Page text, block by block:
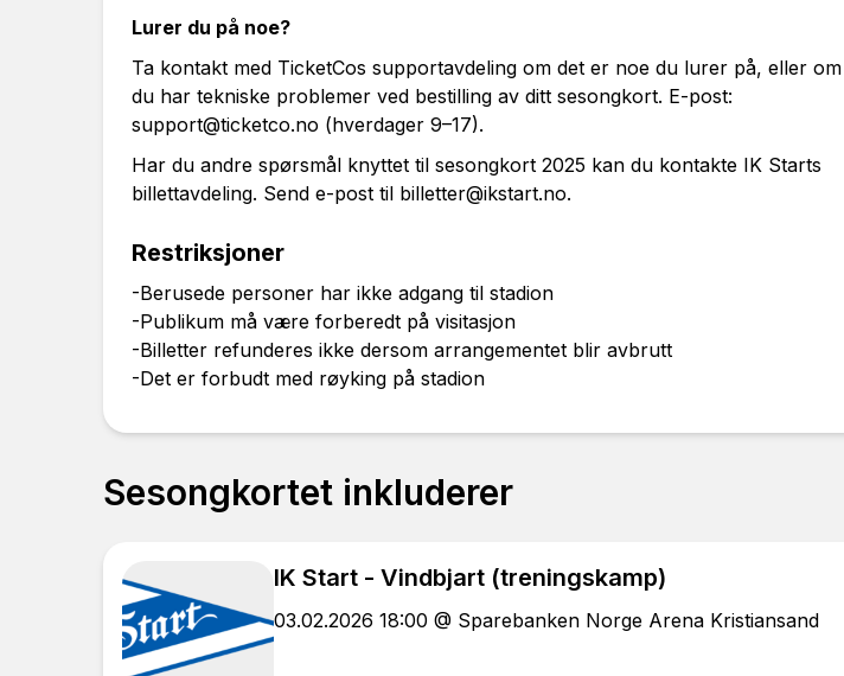
Lurer du på noe?
Ta kontakt med TicketCos supportavdeling om det er noe du lurer på, eller om
du har tekniske problemer ved bestilling av ditt sesongkort. E-post:
support@ticketco.no (hverdager 9–17).
Har du andre spørsmål knyttet til sesongkort 2025 kan du kontakte IK Starts
billettavdeling. Send e-post til billetter@ikstart.no.
Restriksjoner
-Berusede personer har ikke adgang til stadion
-Publikum må være forberedt på visitasjon
-Billetter refunderes ikke dersom arrangementet blir avbrutt
-Det er forbudt med røyking på stadion
Sesongkortet inkluderer
IK Start - Vindbjart (treningskamp)
03.02.2026 18:00 @ Sparebanken Norge Arena Kristiansand